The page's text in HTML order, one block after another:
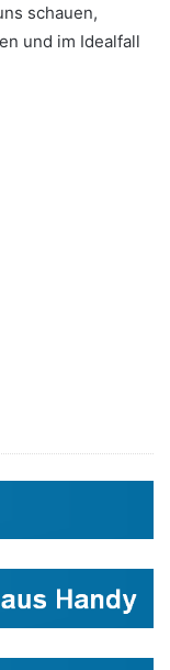
schauen,
und im Idealfall